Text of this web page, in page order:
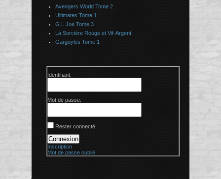
Avengers World Tome 2
Ultimates Tome 1
G.I. Joe Tome 3
La Sorcière Rouge et Vif-Argent
Gargoyles Tome 1
Identifiant:
Mot de passe:
Rester connecté
Connexion
Inscription
Mot de passe oublié